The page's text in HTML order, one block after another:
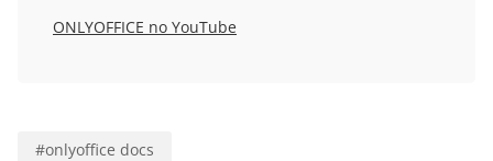
ONLYOFFICE no YouTube
#onlyoffice docs